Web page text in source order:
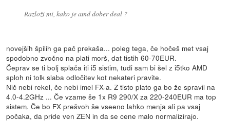
Razloži mi, kako je amd dober deal ?
novejših špilih ga pač prekaša... poleg tega, če hočeš met vsaj
spodobno zvočno na plati morš, dat tistih 60-70EUR.
Čeprav se ti bolj splača iti i5 sistim, tudi sam bi šel z i5tko AMD
sploh ni tolk slaba odločitev kot nekateri pravite.
Nič nebi rekel, če nebi imel FX-a. Z tisto plato ga bo že spravil na
4.0-4.2GHz ... Če vzame še 1x R9 290/X za 220-240EUR ma top
sistem. Če bo FX prešvoh še vseeno lahko menja ali pa vsaj
počaka, da pride ven ZEN in da se cene malo normalizirajo.